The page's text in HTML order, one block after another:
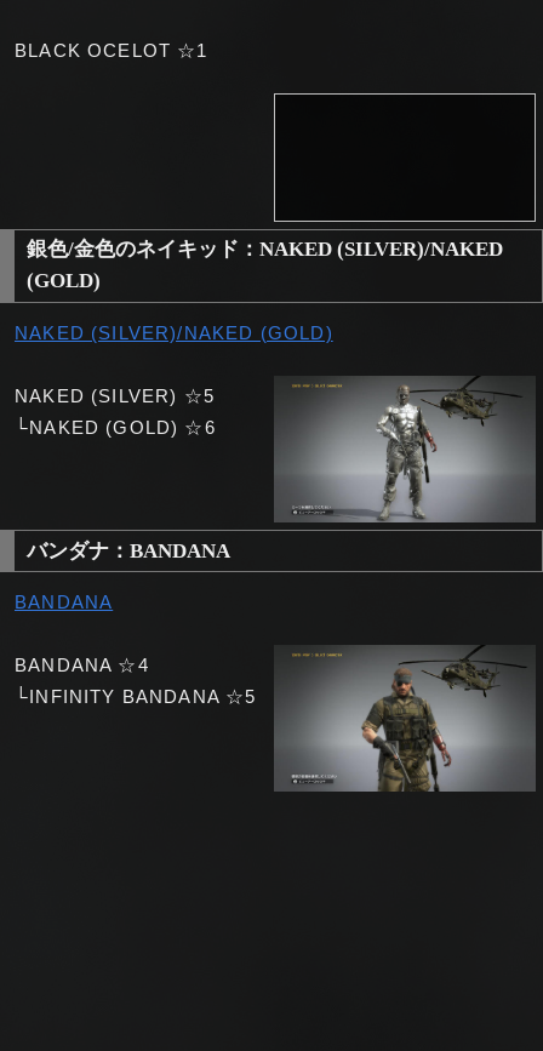
BLACK OCELOT ☆1
銀色/金色のネイキッド：NAKED (SILVER)/NAKED
(GOLD)
NAKED (SILVER)/NAKED (GOLD)
NAKED (SILVER) ☆5
└NAKED (GOLD) ☆6
バンダナ：BANDANA
BANDANA
BANDANA ☆4
└INFINITY BANDANA ☆5